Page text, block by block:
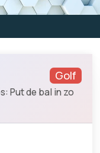
te spelen
Golf
Put de bal in zo